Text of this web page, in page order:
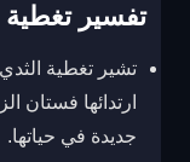
تفسير تغطية
تشير تغطية
ارتدائها فستان
جديدة في حياتها.